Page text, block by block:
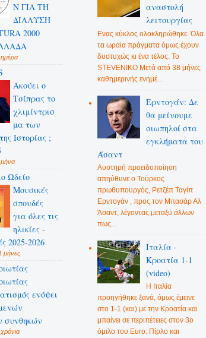
Ν ΓΙΑ ΤΗ
ΔΙΑΛΥΣΗ
2000
Ακούει ο
Τσίπρας το
χλιμίντρισ
μα των
Ιστορίας ;
Ωδείο
Mουσικές
σπουδές
για όλες τις
ηλικίες -
2025-2026
μήνες
ενόψει
συνθηκών
αναστολή
λειτουργίας
Ενας κύκλος ολοκληρώθηκε. Όλα
τα ωραία πράγματα όμως έχουν
δυστυχώς κι ένα τέλος. Το
STEVENIKO Μετά από 38 μήνες
καθημερινής ενημέ...
Ερντογάν: Δε
θα μείνουμε
σιωπηλοί στα
εγκλήματα του
Άσαντ
Αυστηρή προειδοποίηση
απηύθυνε ο Τούρκος
πρωθυπουργός, Ρετζέπ Ταγίπ
Ερντογάν , προς τον Μπασάρ Αλ
Άσαντ, λέγοντας μεταξύ άλλων
πως...
Ιταλία -
Κροατία 1-1
(video)
Η Ιταλία
προηγήθηκε ξανά, όμως έμεινε
στο 1-1 (και) με την Κροατία και
μπαίνει σε περιπέτειες στον 3ο
όμιλο του Euro. Πίρλο και